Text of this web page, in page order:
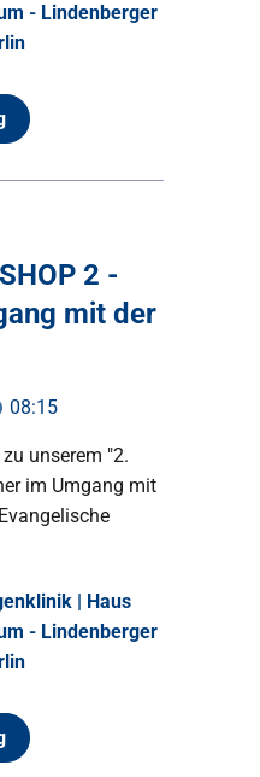
- Lindenberger
2 -
mit der
08:15
unserem "2.
im Umgang mit
| Haus
- Lindenberger